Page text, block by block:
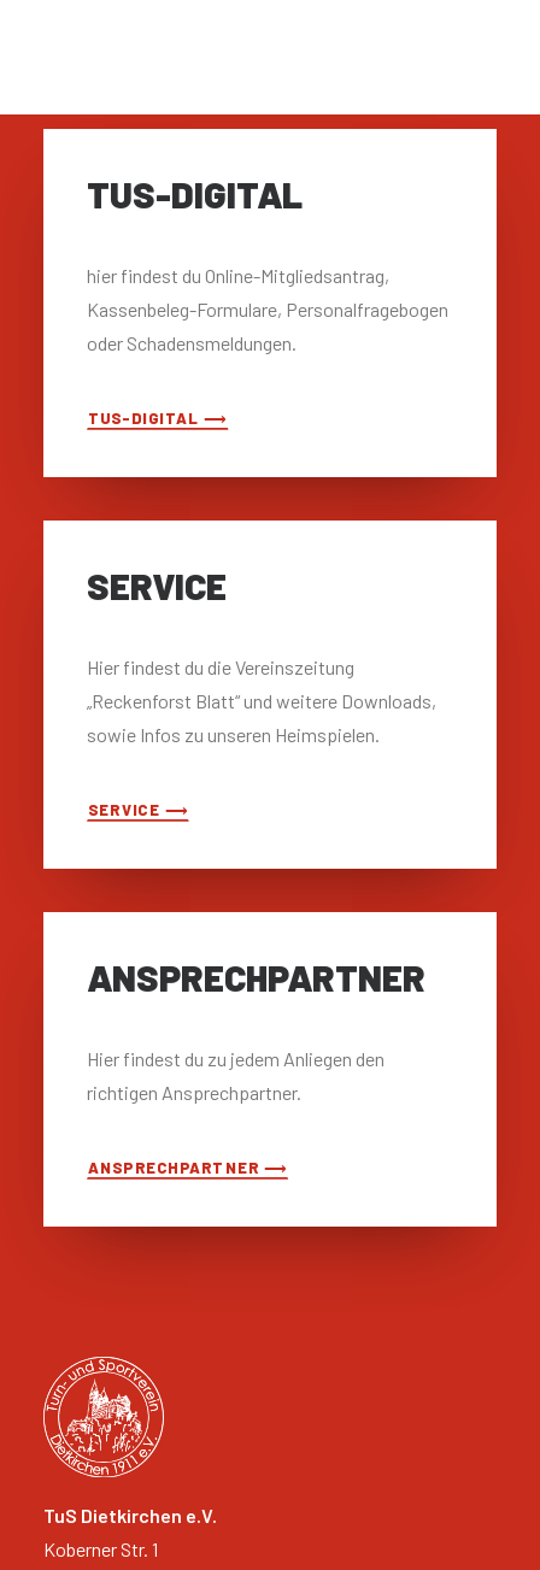
TUS-DIGITAL
hier findest du Online-Mitgliedsantrag,
Kassenbeleg-Formulare, Personalfragebogen
oder Schadensmeldungen.
TUS-DIGITAL ⟶
SERVICE
Hier findest du die Vereinszeitung
„Reckenforst Blatt“ und weitere Downloads,
sowie Infos zu unseren Heimspielen.
SERVICE ⟶
ANSPRECH­PARTNER
Hier findest du zu jedem Anliegen den
richtigen Ansprechpartner.
ANSPRECHPARTNER ⟶
TuS Dietkirchen e.V.
Koberner Str. 1